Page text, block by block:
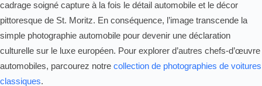
cadrage soigné capture à la fois le détail automobile et le décor
pittoresque de St. Moritz. En conséquence, l’image transcende la
simple photographie automobile pour devenir une déclaration
culturelle sur le luxe européen. Pour explorer d’autres chefs-d’œuvre
automobiles, parcourez notre collection de photographies de voitures
classiques.